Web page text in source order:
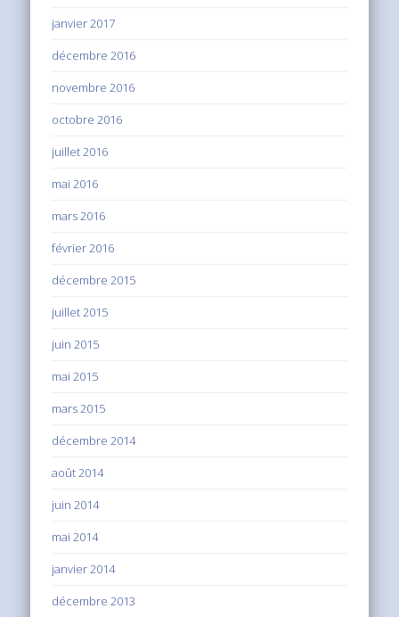
janvier 2017
décembre 2016
novembre 2016
octobre 2016
juillet 2016
mai 2016
mars 2016
février 2016
décembre 2015
juillet 2015
juin 2015
mai 2015
mars 2015
décembre 2014
août 2014
juin 2014
mai 2014
janvier 2014
décembre 2013